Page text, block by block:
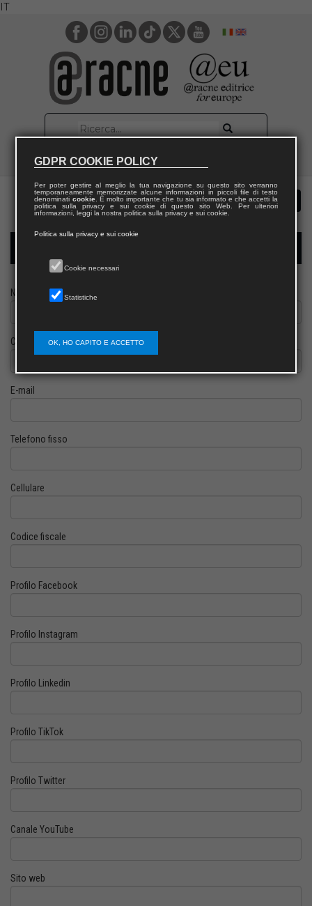
IT
Nome
Cognome
E-mail
Telefono fisso
Cellulare
Codice fiscale
Profilo Facebook
Profilo Instagram
Profilo Linkedin
Profilo TikTok
Profilo Twitter
Canale YouTube
Sito web
GDPR COOKIE POLICY
Per poter gestire al meglio la tua navigazione su questo sito verranno
temporaneamente memorizzate alcune informazioni in piccoli file di testo
denominati cookie. È molto importante che tu sia informato e che accetti la
politica sulla privacy e sui cookie di questo sito Web. Per ulteriori
informazioni, leggi la nostra politica sulla privacy e sui cookie.
Politica sulla privacy e sui cookie
Cookie necessari
Statistiche
OK, HO CAPITO E ACCETTO